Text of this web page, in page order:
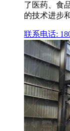
了医药、食
的技术进步
联系电话: